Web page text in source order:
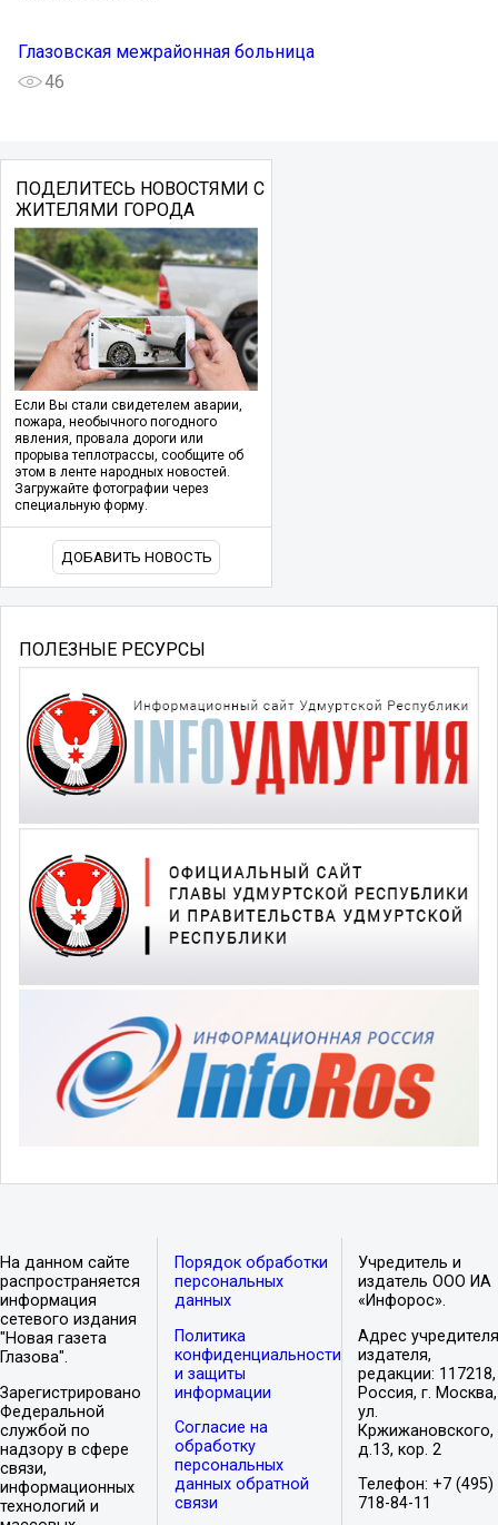
Глазовская межрайонная больница
46
ПОДЕЛИТЕСЬ НОВОСТЯМИ С
ЖИТЕЛЯМИ ГОРОДА
Если Вы стали свидетелем аварии,
пожара, необычного погодного
явления, провала дороги или
прорыва теплотрассы, сообщите об
этом в ленте народных новостей.
Загружайте фотографии через
специальную форму.
ДОБАВИТЬ НОВОСТЬ
ПОЛЕЗНЫЕ РЕСУРСЫ
На данном сайте
распространяется
информация
сетевого издания
"Новая газета
Глазова".
Зарегистрировано
Федеральной
службой по
надзору в сфере
связи,
информационных
технологий и
Порядок обработки
персональных
данных
Политика
конфиденциальности
и защиты
информации
Согласие на
обработку
персональных
данных обратной
связи
Учредитель и
издатель ООО ИА
«Инфорос».
Адрес
издателя,
редакции: 117218,
Россия, г. Москва,
ул.
Кржижановского,
д.13, кор. 2
Телефон: +7 (495)
718-84-11